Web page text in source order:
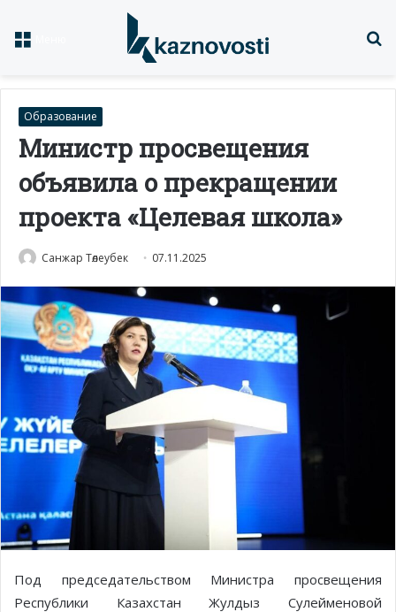
Образование
Министр просвещения
объявила о прекращении
проекта «Целевая школа»
Санжар Төлеубек 07.11.2025
Под председательством Министра просвещения
Республики Казахстан Жулдыз Сулейменовой